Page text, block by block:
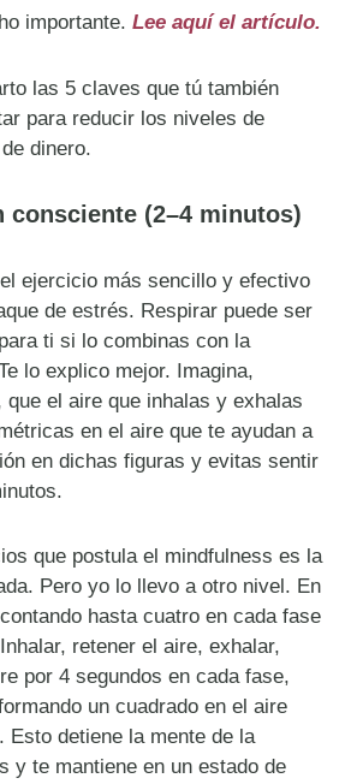
importante.Lee aquí el artículo.
las 5 claves que tú también
para reducir los niveles de
dinero.
consciente (2–4 minutos)
ejercicio más sencillo y efectivo
de estrés. Respirar puede ser
ti si lo combinas con la
lo explico mejor. Imagina,
el aire que inhalas y exhalas
en el aire que te ayudan a
en dichas figuras y evitas sentir
que postula el mindfulness es la
Pero yo lo llevo a otro nivel. En
hasta cuatro en cada fase
retener el aire, exhalar,
por 4 segundos en cada fase,
un cuadrado en el aire
Esto detiene la mente de la
y te mantiene en un estado de